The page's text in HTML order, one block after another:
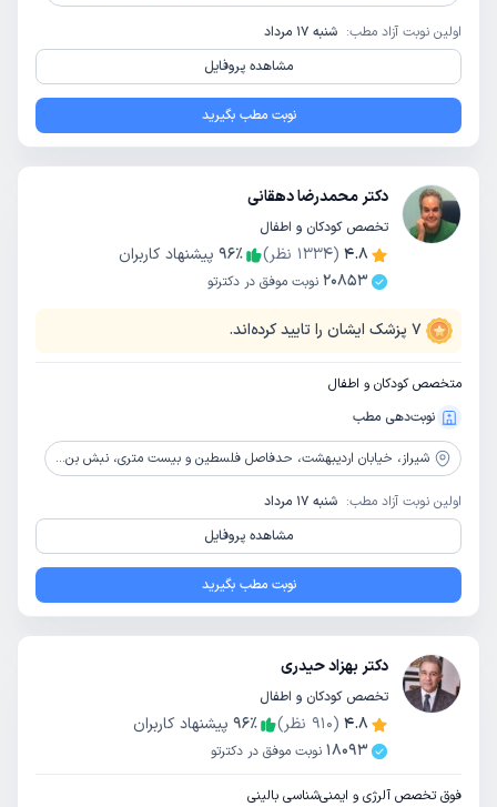
اولین نوبت آزاد مطب: شنبه 17 مرداد
مشاهده پروفایل
نوبت مطب بگیرید
دکتر محمدرضا دهقانی
تخصص کودکان و اطفال
4.8
(
1334 نظر) 96٪
پیشنهاد کاربران
20853 نوبت موفق در دکترتو
7 پزشک ایشان را تایید کرده‌اند.
متخصص کودکان و اطفال
نوبت‌دهی مطب
شیراز، خیابان اردیبهشت، حدفاصل فلسطین و بیست متری، نبش بن بست 4 اردیبهشت، ساختمان بهشت، طبقه 6، واحد 9
اولین نوبت آزاد مطب: شنبه 17 مرداد
مشاهده پروفایل
نوبت مطب بگیرید
دکتر بهزاد حیدری
تخصص کودکان و اطفال
4.8
(
910 نظر) 96٪
پیشنهاد کاربران
18093 نوبت موفق در دکترتو
فوق تخصص آلرژی و ایمنی‌شناسی بالینی